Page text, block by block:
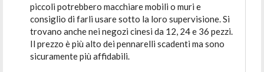
piccoli potrebbero macchiare mobili o muri e
consiglio di farli usare sotto la loro supervisione. Si
trovano anche nei negozi cinesi da 12, 24 e 36 pezzi.
Il prezzo è più alto dei pennarelli scadenti ma sono
sicuramente più affidabili.